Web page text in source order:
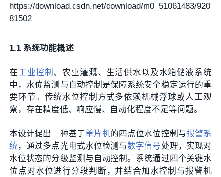
https://download.csdn.net/download/m0_51061483/920
81502
1.1 系统功能概述
在工业控制 、农业灌溉、生活供水以及水箱储液系统
中，水位监测与自动控制是保障系统安全稳定运行的重
要环节。传统水位控制方式多依赖机械浮球或人工观
察，存在精度低、响应慢、自动化程度不足等问题。
本设计提出一种基于单片机的四点位水位控制与报警系
统 ，通过多点光电式水位检测与数字信号处理，实现对
水位状态的分级监测与自动控制。系统通过四个关键水
位点对水位进行分段判断，并结合加水控制与报警机